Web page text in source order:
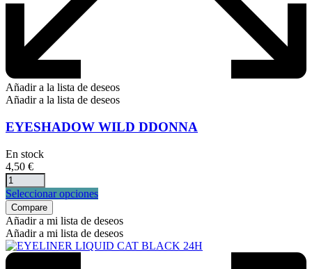
Añadir a la lista de deseos
Añadir a la lista de deseos
EYESHADOW WILD DDONNA
En stock
4,50 €
Seleccionar opcionesEste
tiene
múltiples
variantes.
Compare
Añadir a mi lista de deseos
Añadir a mi lista de deseos